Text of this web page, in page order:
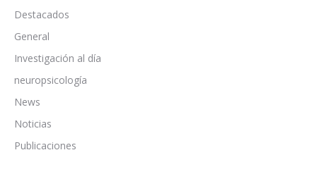
Destacados
General
Investigación al día
neuropsicología
News
Noticias
Publicaciones